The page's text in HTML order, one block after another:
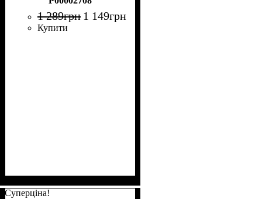
P00002708
1 289грн 1 149грн
Купити
Суперціна!